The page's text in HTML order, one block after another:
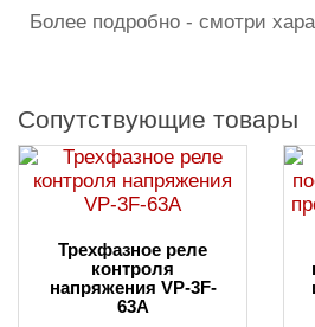
Более подробно - смотри
Сопутствующие товары
Трехфазное реле
контроля
напряжения VP-3F-
63A